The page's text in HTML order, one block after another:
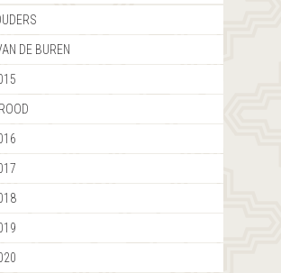
DE BUREN